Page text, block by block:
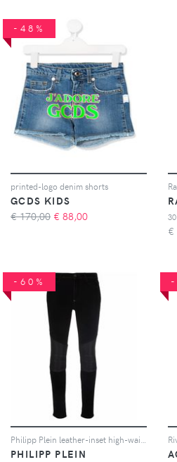
-48%
printed-logo denim shorts
GCDS KIDS
€ 170,00 € 88,00 30
€
-60%
PHILIPP PLEIN